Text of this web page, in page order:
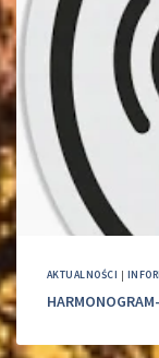
AKTUALNOŚCI |